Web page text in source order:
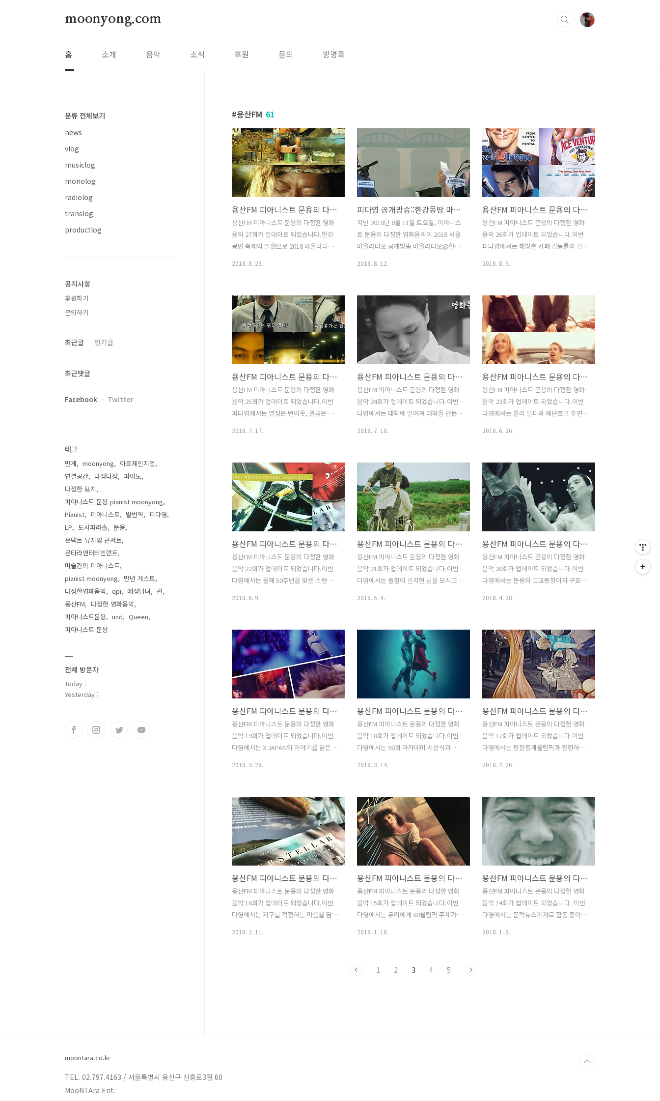
moonyong.com
홈 소개 음악 소식 후원 문의 방명록
용산FM 61
용산FM 피아니스트 문용의 다정한 영화음악 27회
용산FM 피아니스트 문용의 다정한 영화
음악 27회가 업데이트 되었습니다.한강
몽땅 축제의 일환으로 2018 마을라디오
련 게시글 : 피다영 공개방송::한강몽땅 마
을라디오@한강 ] 그럼 피아니스트 문용
의 라이브 연주와 함께한 용산FM 피아니
스트 문용의 다정한 영화음악 27회를 들
어보시기 바랍니다.댓글과 좋아요는 커다
란 힘이 됩니다 :) 팟티:
https://www.podty.me/episode/14229938
팟빵:
http://www.podbbang.com/ch/7604?
e=22688295
2018. 8. 23.
피다영 공개방송::한강몽땅 마을라디오@한강
지난 2018년 8월 11일 토요일, 피아니스
트 문용의 다정한 영화음악이 2018 서울
마을라디오 공개방송 마을라디오@한강
오@한강에 용산FM 대표로 참석한 피다
영은 한강의 밤섬을 배경으로 한 영화 '김
씨표류기'를 중심으로 피아니스트 문용의
라이브 연주와 만게 님의 입담으로 채워
졌습니다. 이 날의 행사는 서울시가 주최,
서울마을미디어네트워크와 서울마을미
디어지원센터가 주관 하였으며, 페이스북
과 팟빵 라이브채널 동네방네로 생중계
되었습니다. 그럼, 한강의 정취, 마포대교
아래 피아노의 울림이 함께 한피아니스트
문용의 다정한 영화음악 마을라디오@한
2018. 8. 12.
용산FM 피아니스트 문용의 다정한 영화음악 26회
용산FM 피아니스트 문용의 다정한 영화
음악 26회가 업데이트 되었습니다.이번
피다영에서는 해방촌 카페 김동률의 김동
용산FM 피아니스트 문용의 다정한 영화
음악 26회를 들어보시기 바랍니다.댓글
과 좋아요는 커다란 힘이 됩니다 :) [팟
티]1부
https://www.podty.me/episode/142299362
부
https://www.podty.me/episode/14229937
[팟빵]1부
http://www.podbbang.com/ch/7604?
e=22674820 2부
http://www.podbbang.com/ch/7604?
2018. 8. 5.
용산FM 피아니스트 문용의 다정한 영화음악 25회
용산FM 피아니스트 문용의 다정한 영화
음악 25회가 업데이트 되었습니다.이번
피다영에서는 열정은 번아웃, 월급은 로
게"에 대해 이야기 나누었습니다. 여러분
들의 성원에 힘입어 피다영이 1주년을 맞
았습니다!이번 피다영은 2018년 7월 16
일 오후4시 부터 생방송으로 진행되었습
니다. 그럼 용산FM 피아니스트 문용의 다
정한 영화음악 25회를 들어보시기 바랍니
다.댓글과 좋아요는 커다란 힘이 됩니다 :)
팟티:
https://www.podty.me/episode/14229935
팟빵:
http://www.podbbang.com/ch/7604?
2018. 7. 17.
용산FM 피아니스트 문용의 다정한 영화음악 24회
용산FM 피아니스트 문용의 다정한 영화
음악 24회가 업데이트 되었습니다.이번
다영에서는 대학에 떨어져 대학을 만든
다!특별 게스트로 용산FM의 마스코트 기
술을 맡고 계신 풍류락 김의영 씨가 출연
하셨습니다. 그럼 용산FM 피아니스트 문
용의 다정한 영화음악 24회를 들어보시기
바랍니다.댓글과 좋아요는 커다란 힘이
됩니다 :) 팟티:
https://www.podty.me/episode/14229934
팟빵:
http://www.podbbang.com/ch/7604?
e=22650837
2018. 7. 10.
용산FM 피아니스트 문용의 다정한 영화음악 23회
용산FM 피아니스트 문용의 다정한 영화
음악 23회가 업데이트 되었습니다.이번
다영에서는 줄리 델피와 에단호크 주연의
본명을 밝히길 꺼리는 '용광로맨'이라는
분이 출연하셨습니다. 그럼 용산FM 피아
니스트 문용의 다정한 영화음악 23회를
들어보시기 바랍니다.댓글과 좋아요는 커
다란 힘이 됩니다 :) 팟티:
https://www.podty.me/episode/14229933
팟빵:
http://www.podbbang.com/ch/7604?
e=22638785
2018. 6. 26.
용산FM 피아니스트 문용의 다정한 영화음악 22회
용산FM 피아니스트 문용의 다정한 영화
음악 22회가 업데이트 되었습니다.이번
다영에서는 올해 50주년을 맞은 스탠리
디오에서 이뤄졌습니다. 그럼 용산FM 피
아니스트 문용의 다정한 영화음악 22회를
들어보시기 바랍니다.댓글과 좋아요는 커
다란 힘이 됩니다 :) 팟티:
https://www.podty.me/episode/14229932
팟빵:
http://www.podbbang.com/ch/7604?
e=22626565
2018. 6. 9.
용산FM 피아니스트 문용의 다정한 영화음악 21회
용산FM 피아니스트 문용의 다정한 영화
음악 21회가 업데이트 되었습니다.이번
다영에서는 돌팔이 신지현 님을 모시고
럼 용산FM 피아니스트 문용의 다정한 영
화음악 21회를 들어보시기 바랍니다.댓
글과 좋아요는 커다란 힘이 됩니다 :) 팟
https://www.podty.me/episode/14229931
http://www.podbbang.com/ch/7604?
e=22596768 공감은 로그인이 필요 없대
요 :)
2018. 5. 4.
용산FM 피아니스트 문용의 다정한 영화음악 20회
용산FM 피아니스트 문용의 다정한 영화
음악 20회가 업데이트 되었습니다.이번
다영에서는 문용의 고교동창이자 구호단
사랑의 모양"을 중심으로 이야기를 나눴
습니다. 만게 님은 사정상 출연하지 못했
습니다.10,000-1=9,999 구구구구비둘기
비둘기게스트 비둘게 님이다 이제ㅋㅋㅋ
다정한 영화음악 20회 녹음은 문타라스튜
디오에서 이뤄졌습니다. 그럼 용산FM 피
아니스트 문용의 다정한 영화음악 20회를
들어보시기 바랍니다.댓글과 좋아요는 커
다란 힘이 됩니다 :) 팟티:
https://www.podty.me/episode/14229930
팟빵:
2018. 4. 28.
용산FM 피아니스트 문용의 다정한 영화음악 19회
용산FM 피아니스트 문용의 다정한 영화
음악 19회가 업데이트 되었습니다.이번
다영에서는 X JAPAN의 이야기를 담은 다
방이 가고 싶어졌다고 ㅋ 다정한 영화음
악 19회 녹음은 문타라스튜디오에서 이뤄
졌습니다. 그럼 용산FM 피아니스트 문용
의 다정한 영화음악 19회를 들어보시기
바랍니다.댓글과 좋아요는 커다란 힘이
됩니다 :) 팟티:
https://www.podty.me/episode/14229929
팟빵:
http://www.podbbang.com/ch/7604?
e=22568300
2018. 3. 28.
용산FM 피아니스트 문용의 다정한 영화음악 18회
용산FM 피아니스트 문용의 다정한 영화
음악 18회가 업데이트 되었습니다.이번
다영에서는 90회 아카데미 시상식과 관련
서 이뤄졌습니다. 그럼 용산FM 피아니스
트 문용의 다정한 영화음악 18회를 들어
보시기 바랍니다.댓글과 좋아요는 커다란
힘이 됩니다 :) 팟티:
https://www.podty.me/episode/14229928
팟빵:
http://www.podbbang.com/ch/7604?
e=22554352
2018. 3. 14.
용산FM 피아니스트 문용의 다정한 영화음악 17회
용산FM 피아니스트 문용의 다정한 영화
음악 17회가 업데이트 되었습니다.이번
다영에서는 평창동계올림픽과 관련하여
오에서 이뤄졌습니다. 그럼 용산FM 피아
니스트 문용의 다정한 영화음악 17회를
들어보시기 바랍니다.댓글과 좋아요는 커
다란 힘이 됩니다 :) 팟티:
https://www.podty.me/episode/14229927
팟빵:
http://www.podbbang.com/ch/7604?
e=22542277
2018. 2. 26.
용산FM 피아니스트 문용의 다정한 영화음악 16회
용산FM 피아니스트 문용의 다정한 영화
음악 16회가 업데이트 되었습니다.이번
다영에서는 지구를 걱정하는 마음을 담아
2018. 2. 11.
용산FM 피아니스트 문용의 다정한 영화음악 15회
용산FM 피아니스트 문용의 다정한 영화
음악 15회가 업데이트 되었습니다.이번
다영에서는 우리에게 88올림픽 주제가
오에서 이뤄졌습니다. 그럼 용산FM 피아
2018. 1. 18.
용산FM 피아니스트 문용의 다정한 영화음악 14회
용산FM 피아니스트 문용의 다정한 영화
음악 14회가 업데이트 되었습니다. 이번
다영에서는 문학뉴스기자로 활동 중이신
2018. 1. 6.
1 2 3 4 5
분류 전체보기
news
vlog
musiclog
monolog
radiolog
translog
productlog
공지사항
후원하기
문의하기
최근글 인기글
최근댓글
Facebook Twitter
태그
만게 moonyong
아트체인지업
연결공간
다정다정
피아노
다정한 묘지
피아니스트 문용 pianist moonyong
Pianist
피아니스트 발번역
피다영
LP
도시파라솔
문용
온택트 뮤지엄 콘서트
문타라엔터테인먼트
미술관의 피아니스트
pianist moonyong
만년 게스트
다정한영화음악
qpi 메정남녀
퀸
용산FM
다정한 영화음악
피아니스트문용
und
Queen
피아니스트 문용
전체 방문자
Today :
Yesterday :
moontara.co.kr
TEL. 02.797.4163 / 서울특별시 용산구 신흥로3길 60
MooNTAra Ent.